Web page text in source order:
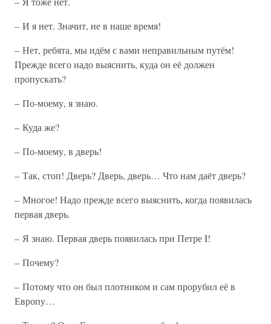
– И я нет. Значит, не в наше время!
– Нет, ребята, мы идём с вами неправильным путём!
Прежде всего надо выяснить, куда он её должен
пропускать?
– По-моему, я знаю.
– Куда же?
– По-моему, в дверь!
– Так, стоп! Дверь? Дверь, дверь… Что нам даёт дверь?
– Многое! Надо прежде всего выяснить, когда появилась
первая дверь.
– Я знаю. Первая дверь появилась при Петре I!
– Почему?
– Потому что он был плотником и сам прорубил её в
Европу…